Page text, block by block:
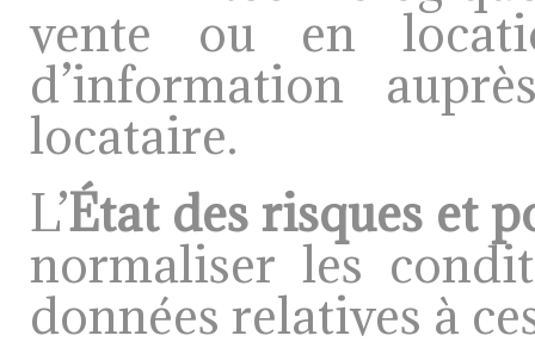
vente ou en
d’information
locataire.
L’État des risques et
normaliser les
données relatives à